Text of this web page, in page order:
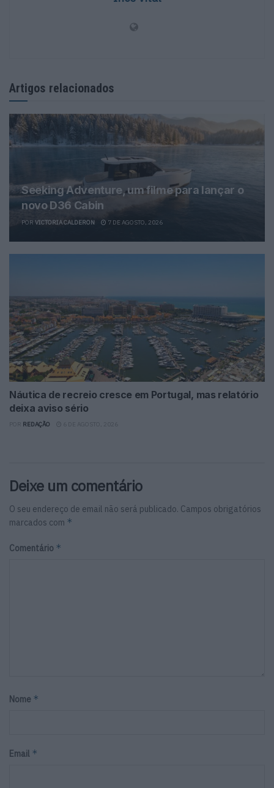
Artigos relacionados
Seeking Adventure, um filme para lançar o
novo D36 Cabin
POR VICTORIA CALDERON 7 DE AGOSTO, 2026
Náutica de recreio cresce em Portugal, mas relatório
deixa aviso sério
REDAÇÃO
Deixe um comentário
O seu endereço de email não será publicado. Campos obrigatórios
marcados com *
Comentário *
Nome *
Email *